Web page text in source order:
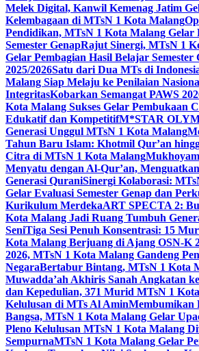
Melek Digital, Kanwil Kemenag Jatim
Kelembagaan di MTsN 1 Kota Malang
Pendidikan, MTsN 1 Kota Malang
Semester GenapRajut Sinergi, MTsN 1
Gelar Pembagian Hasil Belajar Semester
2025/2026Satu dari Dua MTs di
Malang Siap Melaju ke Penilaian
IntegritasKobarkan Semangat PAWS
Kota Malang Sukses Gelar Pembukaan
Edukatif dan KompetitifM*STAR
Generasi Unggul MTsN 1 Kota Malang
Tahun Baru Islam: Khotmil Qur’an
Citra di MTsN 1 Kota Malang
Menyatu dengan Al-Qur’an,
Generasi QuraniSinergi Kolaborasi:
Gelar Evaluasi Semester Genap dan
Kurikulum MerdekaART SPECTA 2:
Kota Malang Jadi Ruang Tumbuh
SeniTiga Sesi Penuh Konsentrasi: 15
Kota Malang Berjuang di Ajang OSN-K
2026, MTsN 1 Kota Malang Gandeng
NegaraBertabur Bintang, MTsN 1 Kota
Muwadda’ah Akhiris Sanah Angkatan
dan Kepedulian, 371 Murid MTsN 1
Kelulusan di MTs Al AminMembumikan
Bangsa, MTsN 1 Kota Malang Gelar
Pleno Kelulusan MTsN 1 Kota Malang
SempurnaMTsN 1 Kota Malang Gelar